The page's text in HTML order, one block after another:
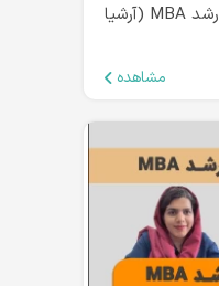
مصاحبه با رتبه ۶۹ کنکور ارشد MBA (آرشیا
مشاهده